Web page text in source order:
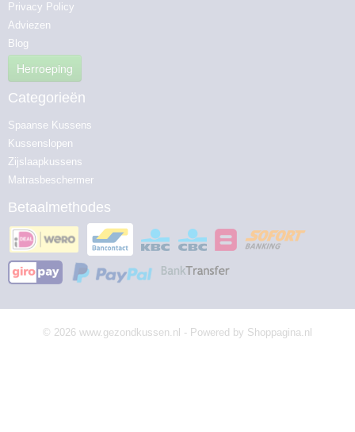
Privacy Policy
Adviezen
Blog
Herroeping
Categorieën
Spaanse Kussens
Kussenslopen
Zijslaapkussens
Matrasbeschermer
Betaalmethodes
© 2026 www.gezondkussen.nl - Powered by Shoppagina.nl